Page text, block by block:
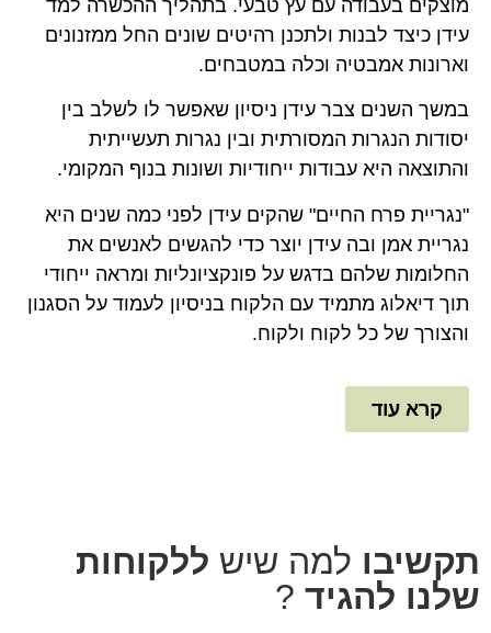
מוצקים בעבודה עם עץ טבעי. בתהליך ההכשרה למד
עידן כיצד לבנות ולתכנן רהיטים שונים החל ממזנונים
וארונות אמבטיה וכלה במטבחים.
במשך השנים צבר עידן ניסיון שאפשר לו לשלב בין
יסודות הנגרות המסורתית ובין נגרות תעשייתית
והתוצאה היא עבודות ייחודיות ושונות בנוף המקומי.
"נגריית פרח החיים" שהקים עידן לפני כמה שנים היא
נגריית אמן ובה עידן יוצר כדי להגשים לאנשים את
החלומות שלהם בדגש על פונקציונליות ומראה ייחודי
תוך דיאלוג מתמיד עם הלקוח בניסיון לעמוד על הסגנון
והצורך של כל לקוח ולקוח.
קרא עוד
תקשיבו למה שיש ללקוחות
שלנו להגיד ?